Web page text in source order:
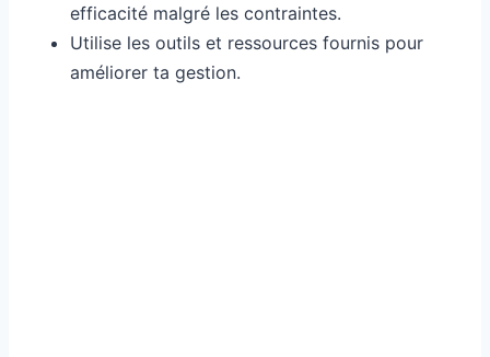
efficacité malgré les contraintes.
Utilise les outils et ressources fournis pour
améliorer ta gestion.